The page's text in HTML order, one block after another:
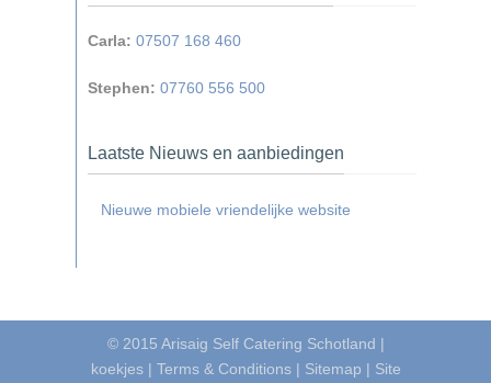
Carla: 07507 168 460
Stephen: 07760 556 500
Laatste Nieuws en aanbiedingen
Nieuwe mobiele vriendelijke website
© 2015 Arisaig Self Catering Schotland |
koekjes| Terms & Conditions| Sitemap | Site